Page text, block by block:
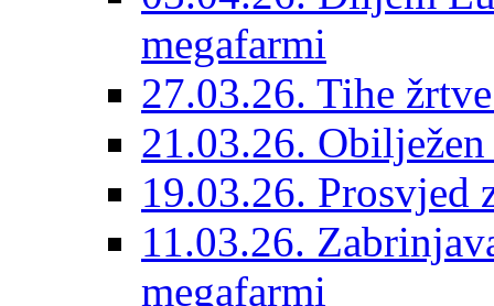
megafarmi
27.03.26. Tihe
21.03.26.
19.03.26. Prosvjed
11.03.26.
megafarmi